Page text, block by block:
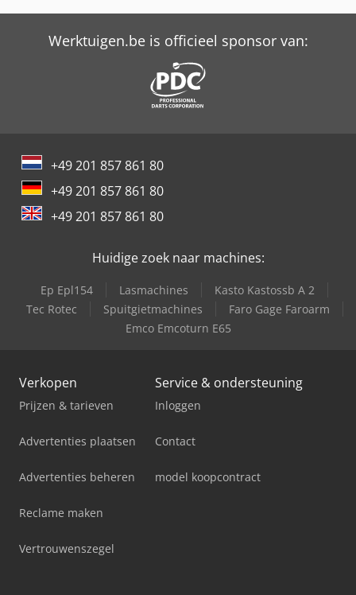
Trime X-Eco Led 4X300W
Trime X-Eco Led 6X150W
Trime X-Light
Trime X-Light Led
Trime X-Mast Led 4X300W
Trime X-Mine Led
Werktuigen.be is officieel sponsor van:
+49 201 857 861 80
+49 201 857 861 80
+49 201 857 861 80
Huidige zoek naar machines:
Ep Epl154 Lasmachines
Kasto Kastossb A 2
Tec Rotec
Spuitgietmachines
Faro Gage Faroarm
Emco Emcoturn E65
Verkopen
Prijzen & tarieven
Advertenties plaatsen
Advertenties beheren
Reclame maken
Vertrouwenszegel
Service & ondersteuning
Inloggen
Contact
model koopcontract